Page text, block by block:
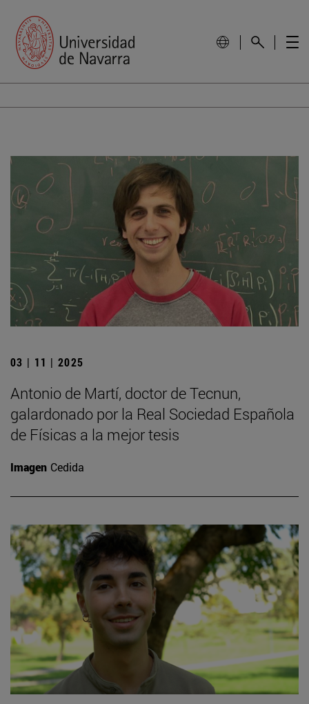
03 | 11 | 2025
Antonio de Martí, doctor de Tecnun,
galardonado por la Real Sociedad Española
de Físicas a la mejor tesis
Imagen Cedida